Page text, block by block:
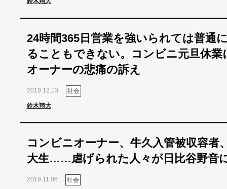
24時間365日営業を強いられては普通
ることもできない。コンビニ元旦休業
オーナーの悲痛の訴え
2019.12.13 社会
鈴木翔大
コンビニオーナー、牛久入管被収容者
大生……虐げられた人々が日比谷野音
2019.11.06 社会